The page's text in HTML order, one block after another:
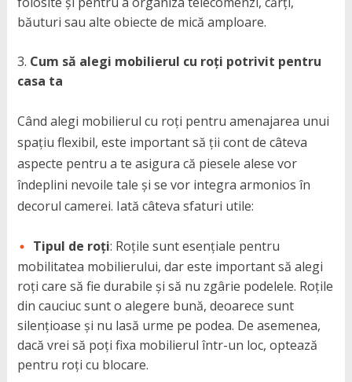
băuturi sau alte obiecte de mică amploare.
Cum să alegi mobilierul cu roți potrivit pentru
casa ta
Când alegi mobilierul cu roți pentru amenajarea unui
spațiu flexibil, este important să ții cont de câteva
aspecte pentru a te asigura că piesele alese vor
îndeplini nevoile tale și se vor integra armonios în
decorul camerei. Iată câteva sfaturi utile:
Tipul de roți: Roțile sunt esențiale pentru
mobilitatea mobilierului, dar este important să alegi
roți care să fie durabile și să nu zgârie podelele. Roțile
din cauciuc sunt o alegere bună, deoarece sunt
silențioase și nu lasă urme pe podea. De asemenea,
dacă vrei să poți fixa mobilierul într-un loc, optează
pentru roți cu blocare.